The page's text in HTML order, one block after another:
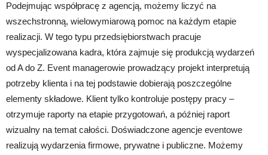
Podejmując współpracę z agencją, możemy liczyć na
wszechstronną, wielowymiarową pomoc na każdym etapie
realizacji. W tego typu przedsiębiorstwach pracuje
wyspecjalizowana kadra, która zajmuje się produkcją wydarzeń
od A do Z. Event managerowie prowadzący projekt interpretują
potrzeby klienta i na tej podstawie dobierają poszczególne
elementy składowe. Klient tylko kontroluje postępy pracy –
otrzymuje raporty na etapie przygotowań, a później raport
wizualny na temat całości. Doświadczone agencje eventowe
realizują wydarzenia firmowe, prywatne i publiczne. Możemy